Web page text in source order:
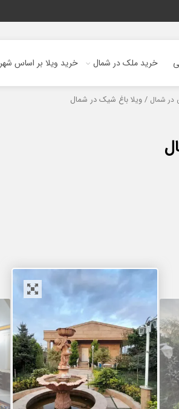
خرید ملک در شمال خرید ویلا بر اساس شهر
در شمال / ویلا باغ شیک در شمال